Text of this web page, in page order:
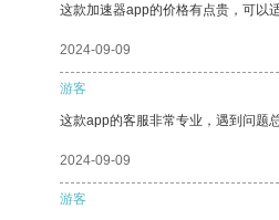
这款加速器app的价格有点贵，可以
2024-09-09
游客
这款app的客服非常专业，遇到问题
2024-09-09
游客